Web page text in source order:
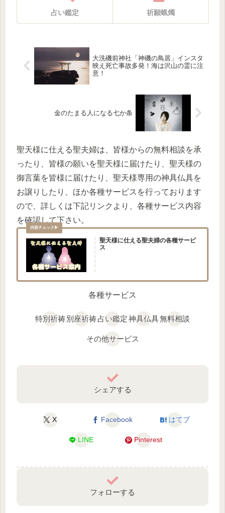
占い鑑定 祈願蝋燭
大洗磯前神社「神磯の鳥居」インスタ
映え死亡事故多発！海は沢山の霊に注
意！
金のたまる人になる七か条
聖天様に仕える聖夫婦は、皆様からの無料相談を承
ったり、皆様の願いを聖天様に届けたり、聖天様の
御言葉を皆様に届けたり、聖天様専用の神具仏具を
お譲りしたり、ほか各種サービスを行っております
ので、詳しくは下記リンクより、各種サービス内容
を確認して下さい。
聖天様に仕える聖夫婦の各種サービ
ス
各種サービス
特別祈祷別座祈祷占い鑑定神具仏具無料相談
その他サービス
シェアする
X Facebook はてブ
LINE Pinterest
フォローする